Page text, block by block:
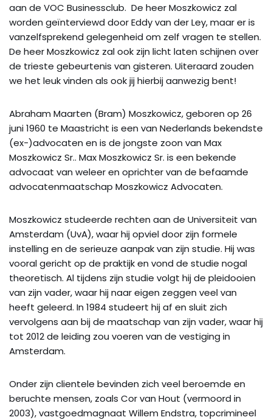
aan de VOC Businessclub. De heer Moszkowicz zal
worden geïnterviewd door Eddy van der Ley, maar er is
vanzelfsprekend gelegenheid om zelf vragen te stellen.
De heer Moszkowicz zal ook zijn licht laten schijnen over
de trieste gebeurtenis van gisteren. Uiteraard zouden
we het leuk vinden als ook jij hierbij aanwezig bent!
Abraham Maarten (Bram) Moszkowicz, geboren op 26
juni 1960 te Maastricht is een van Nederlands bekendste
(ex-)advocaten en is de jongste zoon van Max
Moszkowicz Sr.. Max Moszkowicz Sr. is een bekende
advocaat van weleer en oprichter van de befaamde
advocatenmaatschap Moszkowicz Advocaten.
Moszkowicz studeerde rechten aan de Universiteit van
Amsterdam (UvA), waar hij opviel door zijn formele
instelling en de serieuze aanpak van zijn studie. Hij was
vooral gericht op de praktijk en vond de studie nogal
theoretisch. Al tijdens zijn studie volgt hij de pleidooien
van zijn vader, waar hij naar eigen zeggen veel van
heeft geleerd. In 1984 studeert hij af en sluit zich
vervolgens aan bij de maatschap van zijn vader, waar hij
tot 2012 de leiding zou voeren van de vestiging in
Amsterdam.
Onder zijn clientele bevinden zich veel beroemde en
beruchte mensen, zoals Cor van Hout (vermoord in
2003), vastgoedmagnaat Willem Endstra, topcrimineel